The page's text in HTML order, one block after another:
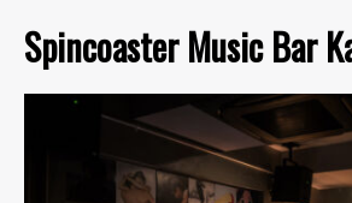
Spincoaster Music Bar